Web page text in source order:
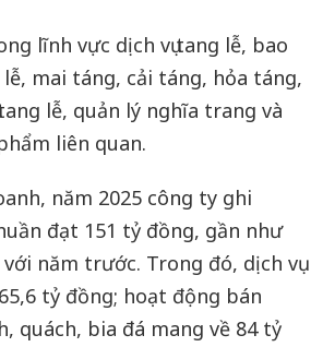
lĩnh vực dịch vụ tang lễ, bao
mai táng, cải táng, hỏa táng,
tang lễ, quản lý nghĩa trang và
liên quan.
năm 2025 công ty ghi
đạt 151 tỷ đồng, gần như
năm trước. Trong đó, dịch vụ
tỷ đồng; hoạt động bán
quách, bia đá mang về 84 tỷ